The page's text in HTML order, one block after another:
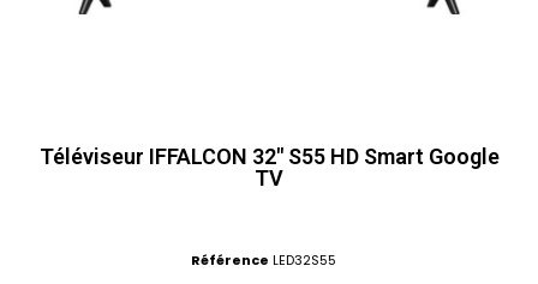
Téléviseur IFFALCON 32" S55 HD Smart Google
TV
Référence LED32S55